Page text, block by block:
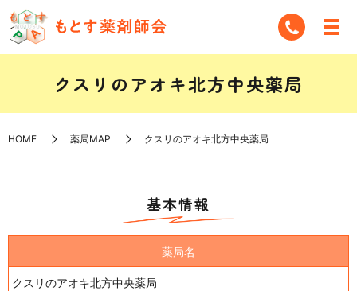
クスリのアオキ北方中央薬局
HOME 薬局MAP クスリのアオキ北方中央薬局
基本情報
薬局名
クスリのアオキ北方中央薬局